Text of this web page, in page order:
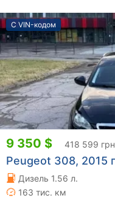
С VIN-кодом
9 350 $ 418 599 грн
Peugeot 308, 2015
Дизель 1.56 л.
163 тис. км